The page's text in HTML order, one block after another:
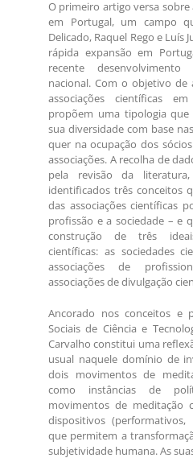
O primeiro artigo versa sobre
em Portugal, um campo
Delicado, Raquel Rego e Luís
rápida expansão em
recente
nacional. Com o objetivo de
associações científicas
propõem uma tipologia
sua diversidade com base
quer na ocupação dos
associações. A recolha de
pela revisão da
identificados três conceitos
das associações científicas
profissão e a sociedade – e
construção de três
científicas: as sociedades
associações de
associações de divulgação
Ancorado nos conceitos e
Sociais de Ciência e
Carvalho constitui uma
usual naquele domínio de
dois movimentos de
como instâncias de
movimentos de meditação
dispositivos
que permitem a
subjetividade humana. As